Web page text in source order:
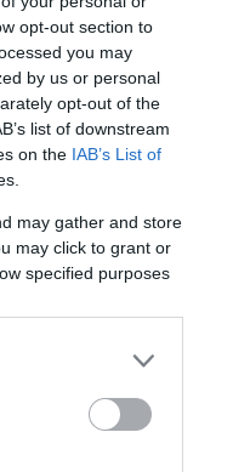
opt-out section to
you may
by us or personal
opt-out of the
list of downstream
on the IAB’s List of
may gather and store
may click to grant or
specified purposes